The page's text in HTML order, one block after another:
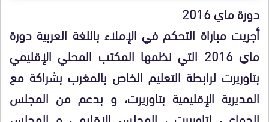
دورة ماي 2016
أجريت مباراة التحكم في الإملاء باللغة العربية دورة
ماي 2016 التي نظمها المكتب المحلي الإقليمي
بتاوريرت لرابطة التعليم الخاص بالمغرب بشراكة مع
المديرية الإقليمية بتاوريرت، و بدعم من المجلس